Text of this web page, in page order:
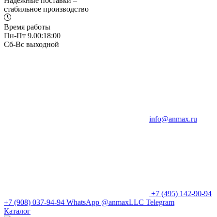
стабильное производство
Время работы
Пн-Пт 9.00:18:00
Сб-Вс выходной
info@anmax.ru
+7 (495) 142-90-94
+7 (908) 037-94-94 WhatsApp @anmaxLLC Telegram
Каталог